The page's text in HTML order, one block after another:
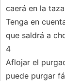
caerá en la
Tenga en
que saldrá a
4
Aflojar el
puede purgar